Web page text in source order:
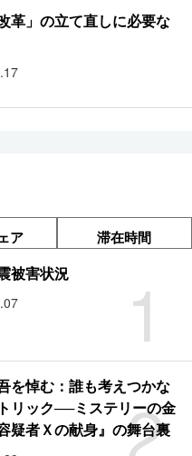
革」の立て直しに必要な
ア 滞在時間
1
被害状況
2
を悼む：誰も考えつかな
リック──ミステリーの金
疑者Ｘの献身』の舞台裏